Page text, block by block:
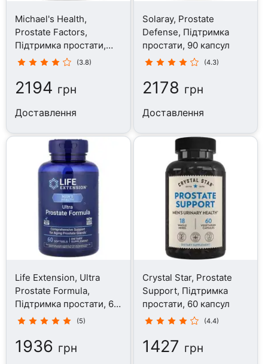
Michael's Health,
Prostate Factors,
Підтримка простати,
120 таблеток
(3.8)
2194 грн
Доставлення
Solaray, Prostate
Defense, Підтримка
простати, 90 капсул
(4.3)
2178 грн
Доставлення
Life Extension, Ultra
Prostate Formula,
Підтримка простати, 60
капсул
(5)
1936 грн
Crystal Star, Prostate
Support, Підтримка
простати, 60 капсул
(4.4)
1427 грн